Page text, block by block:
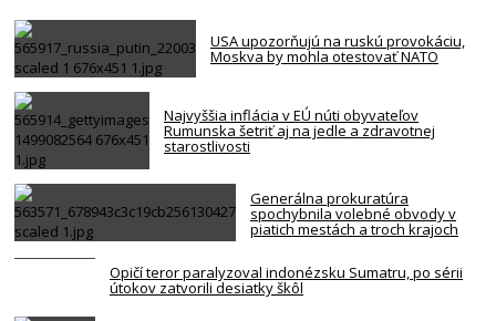
USA upozorňujú na ruskú provokáciu,
Moskva by mohla otestovať NATO
Najvyššia inflácia v EÚ núti obyvateľov
Rumunska šetriť aj na jedle a zdravotnej
starostlivosti
Generálna prokuratúra
spochybnila volebné obvody v
piatich mestách a troch krajoch
Opičí teror paralyzoval indonézsku Sumatru, po sérii
útokov zatvorili desiatky škôl